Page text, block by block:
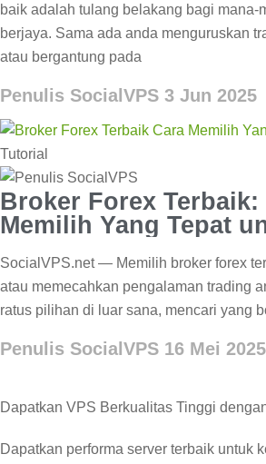
baik adalah tulang belakang bagi mana-
berjaya. Sama ada anda menguruskan
atau bergantung pada
Penulis SocialVPS 3 Jun 2025
Tutorial
Broker Forex Terbaik:
Memilih Yang Tepat
SocialVPS.net — Memilih broker forex
atau memecahkan pengalaman trading
ratus pilihan di luar sana, mencari yang
Penulis SocialVPS 16 Mei 2025
Dapatkan VPS Berkualitas Tinggi
Dapatkan performa server terbaik untuk